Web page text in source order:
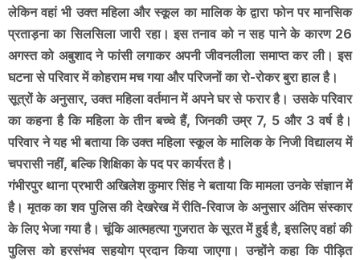
लेकिन वहां भी उक्त महिला और स्कूल का मालिक के द्वारा फोन पर मानसिक
प्रताड़ना का सिलसिला जारी रहा। इस तनाव को न सह पाने के कारण 26
अगस्त को अबुशाद ने फांसी लगाकर अपनी जीवनलीला समाप्त कर ली। इस
घटना से परिवार में कोहराम मच गया और परिजनों का रो-रोकर बुरा हाल है।
सूत्रों के अनुसार, उक्त महिला वर्तमान में अपने घर से फरार है। उसके परिवार
का कहना है कि महिला के तीन बच्चे हैं, जिनकी उम्र 7, 5 और 3 वर्ष है।
परिवार ने यह भी बताया कि उक्त महिला स्कूल के मालिक के निजी विद्यालय में
चपरासी नहीं, बल्कि शिक्षिका के पद पर कार्यरत है।
गंभीरपुर थाना प्रभारी अखिलेश कुमार सिंह ने बताया कि मामला उनके संज्ञान में
है। मृतक का शव पुलिस की देखरेख में रीति-रिवाज के अनुसार अंतिम संस्कार
के लिए भेजा गया है। चूंकि आत्महत्या गुजरात के सूरत में हुई है, इसलिए वहां की
पुलिस को हरसंभव सहयोग प्रदान किया जाएगा। उन्होंने कहा कि पीड़ित